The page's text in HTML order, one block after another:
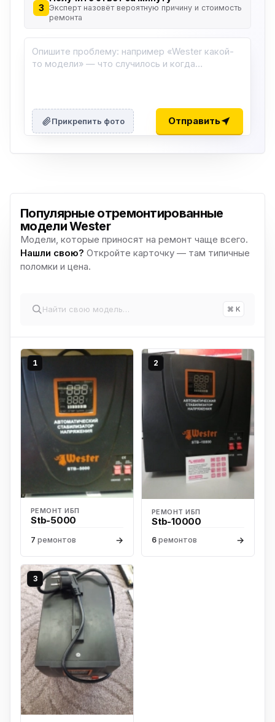
3 Эксперт назовёт вероятную причину и стоимость
ремонта
Прикрепить фото Отправить
Популярные отремонтированные
модели Wester
Модели, которые приносят на ремонт чаще всего.
Нашли свою? Откройте карточку — там типичные
поломки и цена.
⌘ K
1
РЕМОНТ ИБП
Stb-5000
7 ремонтов →
2
РЕМОНТ ИБП
Stb-10000
6 ремонтов →
3